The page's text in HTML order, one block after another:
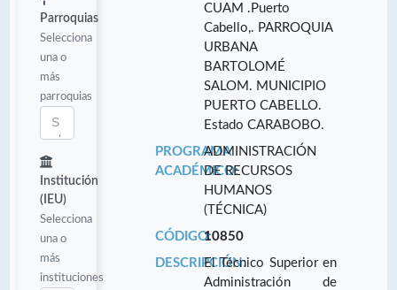
Parroquias
Selecciona
una o
más
parroquias
Institución
(IEU)
Selecciona
una o
más
instituciones
CUAM .Puerto
Cabello,. PARROQUIA
URBANA
BARTOLOMÉ
SALOM. MUNICIPIO
PUERTO CABELLO.
Estado CARABOBO.
PROGRAMA
ACADÉMICO:
ADMINISTRACIÓN
DE RECURSOS
HUMANOS
(TÉCNICA)
CÓDIGO:10850
DESCRIPCIÓN:El Técnico Superior en
Administración de